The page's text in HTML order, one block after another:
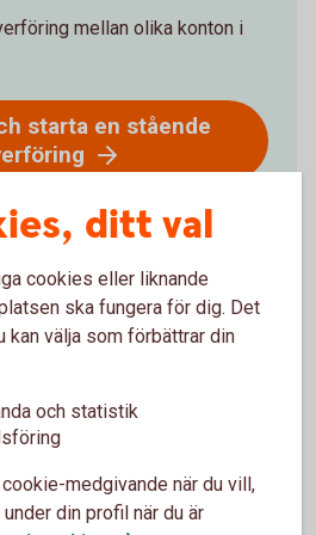
mellan olika konton i
starta en stående
- 18.00 Fredagar 09.00 -
00 om stående överföring
telefontjänst
ditt val
cookies eller liknande
ska fungera för dig. Det
kan välja som förbättrar din
och statistik
medgivande när du vill,
din profil när du är